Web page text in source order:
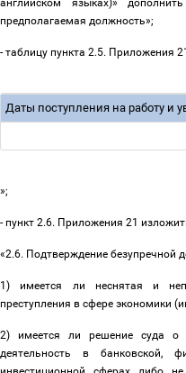
английском языках)»
предполагаемая должность»;
- таблицу пункта 2.5. Приложения
Даты поступления на работу и
»;
- пункт 2.6. Приложения 21
«2.6. Подтверждение безупречной
1) имеется ли неснятая и
преступления в сфере экономики
2) имеется ли решение суда о
деятельность в банковской,